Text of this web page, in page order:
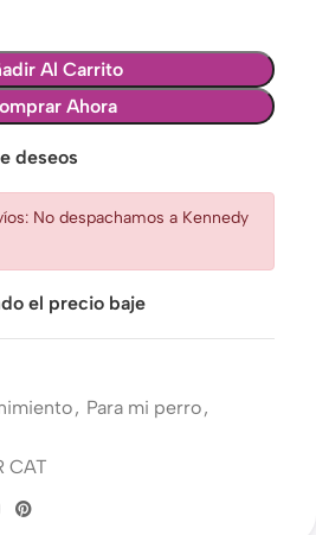
Al Carrito
Ahora
deseos
No despachamos a Kennedy
el precio baje
, Para mi perro,
CAT